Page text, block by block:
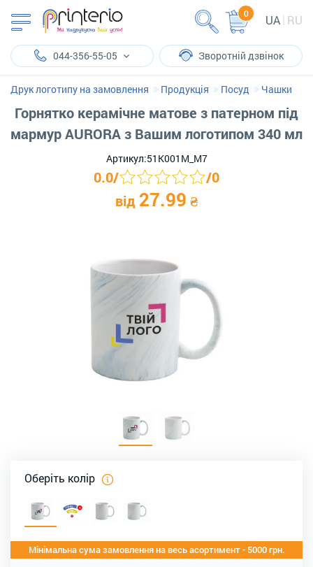
UA RU
0
044-356-55-05 Зворотній дзвінок
Друк логотипу на замовлення Продукція Посуд Чашки
Горнятко керамічне матове з патерном під
мармур AURORA з Вашим логотипом 340 мл
Артикул:51K001M_M7
0.0/ /0
від 27.99 ₴
Оберіть колір
Мінімальна сума замовлення на весь асортимент - 5000 грн.